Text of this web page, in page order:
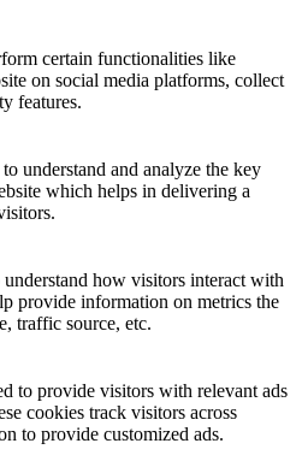
certain functionalities like
on social media platforms, collect
features.
understand and analyze the key
which helps in delivering a
how visitors interact with
provide information on metrics the
traffic source, etc.
to provide visitors with relevant ads
cookies track visitors across
to provide customized ads.